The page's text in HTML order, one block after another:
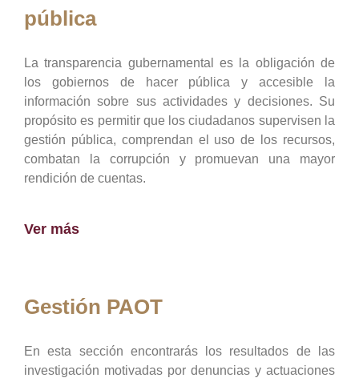
pública
La transparencia gubernamental es la obligación de
los gobiernos de hacer pública y accesible la
información sobre sus actividades y decisiones. Su
propósito es permitir que los ciudadanos supervisen la
gestión pública, comprendan el uso de los recursos,
combatan la corrupción y promuevan una mayor
rendición de cuentas.
Ver más
Gestión PAOT
En esta sección encontrarás los resultados de las
investigación motivadas por denuncias y actuaciones